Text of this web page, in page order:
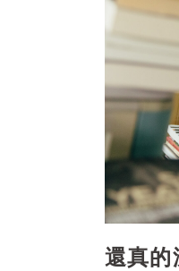
還真的